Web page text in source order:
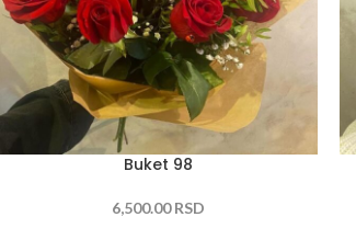
Buket 98
6,500.00RSD